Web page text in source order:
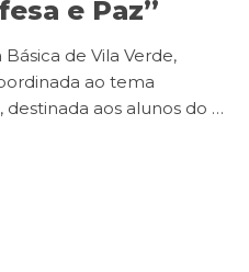
e Paz”
de Vila Verde,
ao tema
destinada aos alunos do …